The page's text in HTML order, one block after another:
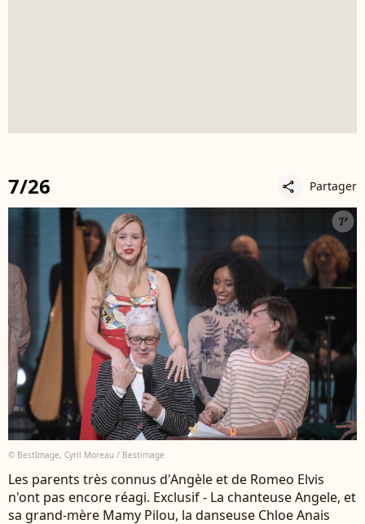
7/26 share Partager
© BestImage, Cyril Moreau / Bestimage
Les parents très connus d'Angèle et de Romeo Elvis
n'ont pas encore réagi. Exclusif - La chanteuse Angele, et
sa grand-mère Mamy Pilou, la danseuse Chloe Anais